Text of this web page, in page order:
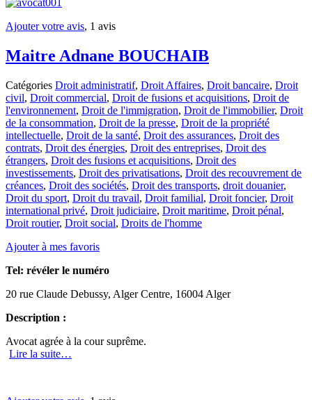
Ajouter votre avis, 1 avis
Maitre Adnane BOUCHAIB
Catégories Droit administratif, Droit Affaires, Droit bancaire, Droit
civil, Droit commercial, Droit de fusions et acquisitions, Droit de
l'environnement, Droit de l'immigration, Droit de l'immobilier, Droit
de la consommation, Droit de la presse, Droit de la propriété
intellectuelle, Droit de la santé, Droit des assurances, Droit des
contrats, Droit des énergies, Droit des entreprises, Droit des
étrangers, Droit des fusions et acquisitions, Droit des
investissements, Droit des privatisations, Droit des recouvrement de
créances, Droit des sociétés, Droit des transports, droit douanier,
Droit du sport, Droit du travail, Droit familial, Droit foncier, Droit
international privé, Droit judiciaire, Droit maritime, Droit pénal,
Droit routier, Droit social, Droits de l'homme
Ajouter à mes favoris
Tel: révéler le numéro
20 rue Claude Debussy, Alger Centre, 16004 Alger
Description :
Avocat agrée à la cour suprême.
Lire la suite…